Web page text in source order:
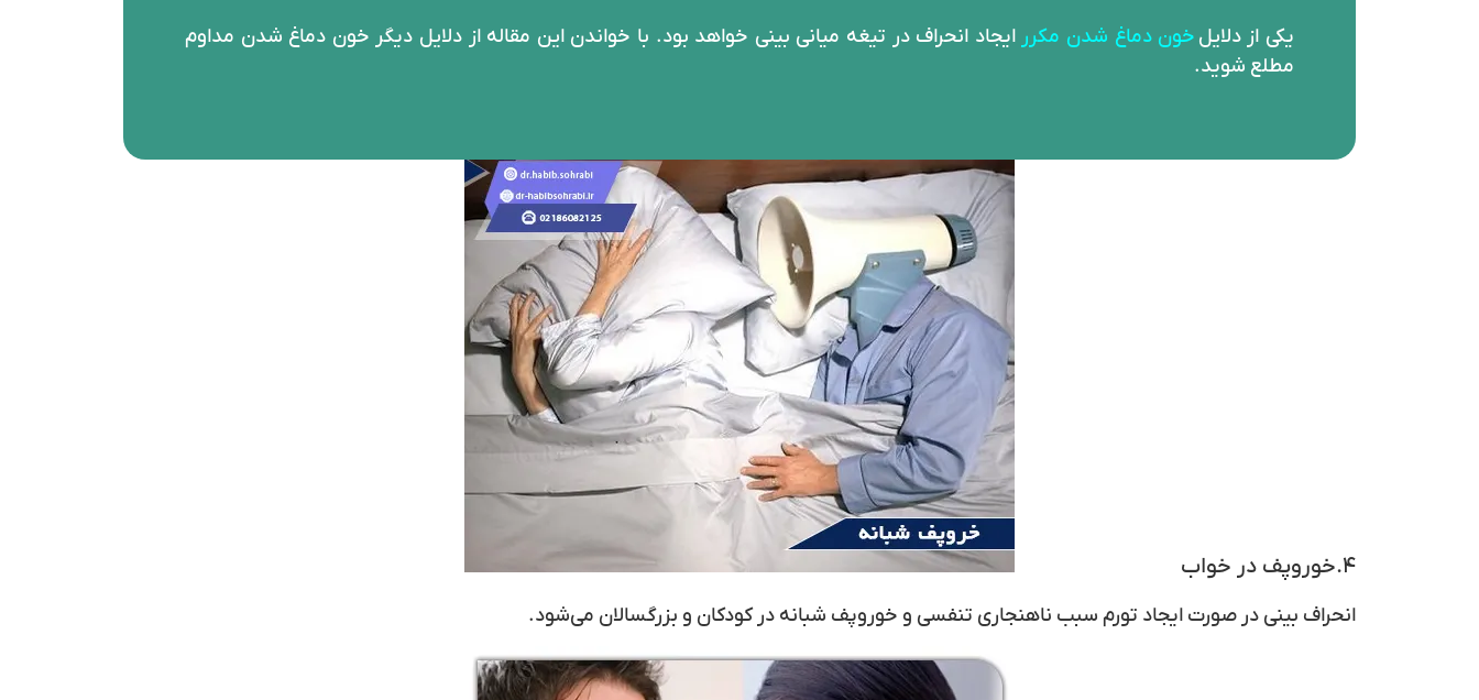
یکی از دلایل خون دماغ شدن مکرر ایجاد انحراف در تیغه میانی بینی خواهد بود. با خواندن این مقاله از دلایل دیگر خون دماغ شدن مداوم
مطلع شوید.
۴.خوروپف در خواب
انحراف بینی در صورت ایجاد تورم سبب ناهنجاری تنفسی و خوروپف شبانه در کودکان و بزرگسالان می‌شود.